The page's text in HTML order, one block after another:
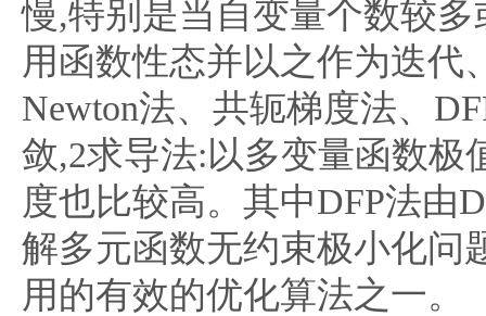
慢,特别是当自变量个数较
用函数性态并以之作为迭代
Newton法、共轭梯度法、
敛,2求导法:以多变量函数极
度也比较高。其中DFP法由
解多元函数无约束极小化问
用的有效的优化算法之一。